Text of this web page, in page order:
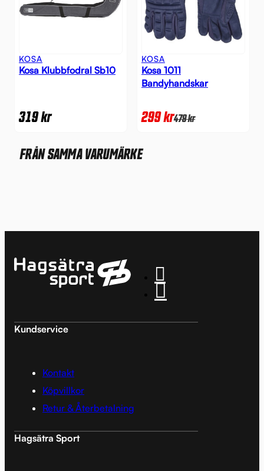
KOSA
Kosa Klubbfodral Sb10
319kr
KOSA
Kosa 1011
Bandyhandskar
299kr479kr
FRÅN SAMMA VARUMÄRKE
Kundservice
Kontakt
Köpvillkor
Retur & Återbetalning
Hagsätra Sport